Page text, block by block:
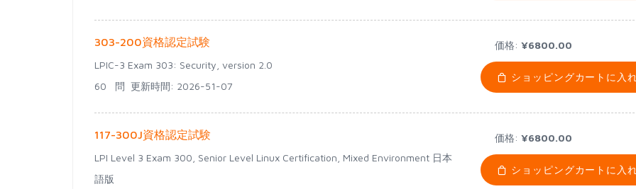
303-200資格認定試験
LPIC-3 Exam 303: Security, version 2.0
60 問 更新時間: 2026-51-07
価格: ¥6800.00
ショッピングカートに入
117-300J資格認定試験
LPI Level 3 Exam 300, Senior Level Linux Certification, Mixed Environment 日本
語版
価格: ¥6800.00
ショッピングカートに入